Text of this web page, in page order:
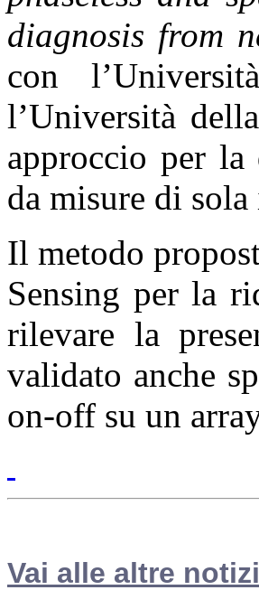
diagnosis from
con
l’Università
approccio per
da misure di
Il metodo
Sensing per la
rilevare la
validato anche
on-off su un
Vai alle altre